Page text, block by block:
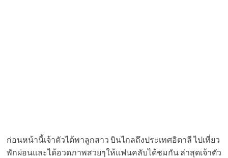
ก่อนหน้านี้เจ้าตัวได้พาลูกสาว บินไกลถึงประเทศอิตาลี ไปเที่ยว
พักผ่อนและได้อวดภาพสวยๆให้แฟนคลับได้ชมกัน ล่าสุดเจ้าตัว